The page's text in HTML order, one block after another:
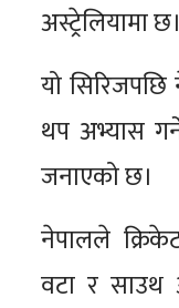
अस्ट्रेलियामा छ।
यो
थप अभ्यास
जनाएको छ।
नेपालले
वटा र साउथ